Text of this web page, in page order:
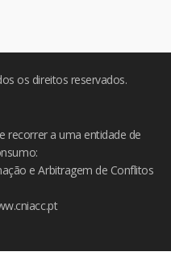
os direitos reservados.
recorrer a uma entidade de
e Arbitragem de Conflitos